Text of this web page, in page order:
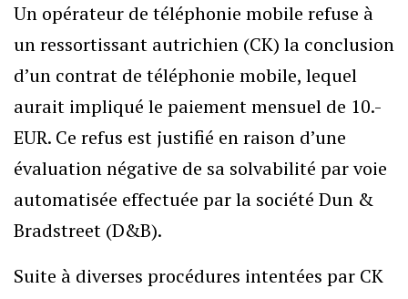
Un opérateur de téléphonie mobile refuse à
un ressortissant autrichien (CK) la conclusion
d’un contrat de téléphonie mobile, lequel
aurait impliqué le paiement mensuel de 10.-
EUR. Ce refus est justifié en raison d’une
évaluation négative de sa solvabilité par voie
automatisée effectuée par la société Dun &
Bradstreet (D&B).
Suite à diverses procédures intentées par CK